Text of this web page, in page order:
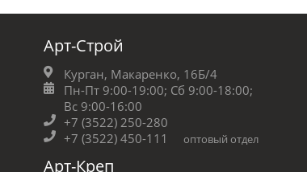
Арт-Строй
Курган, Макаренко, 16Б/4
Пн-Пт 9:00-19:00; Сб 9:00-18:00;
Вс 9:00-16:00
+7 (3522) 250-280
+7 (3522) 450-111
оптовый отдел
Арт-Креп